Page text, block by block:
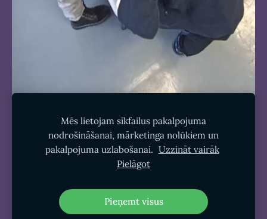
Sīkdatnes
Mēs lietojam sīkfailus pakalpojuma
nodrošināšanai, mārketinga nolūkiem un
pakalpojuma uzlabošanai. Uzzināt vairāk
Pielāgot
Pieņemt visus